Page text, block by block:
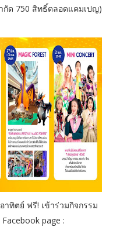
ด 750 สิทธิ์ตลอดแคมเปญ)
าทิตย์ ฟรี! เข้าร่วมกิจกรรม
page :